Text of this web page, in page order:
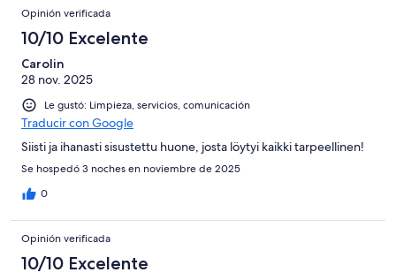
Opinión verificada
10/10 Excelente
Carolin
28 nov. 2025
Le gustó: Limpieza, servicios, comunicación
Traducir con Google
Siisti ja ihanasti sisustettu huone, josta löytyi kaikki tarpeellinen!
Se hospedó 3 noches en noviembre de 2025
0
Opinión verificada
10/10 Excelente